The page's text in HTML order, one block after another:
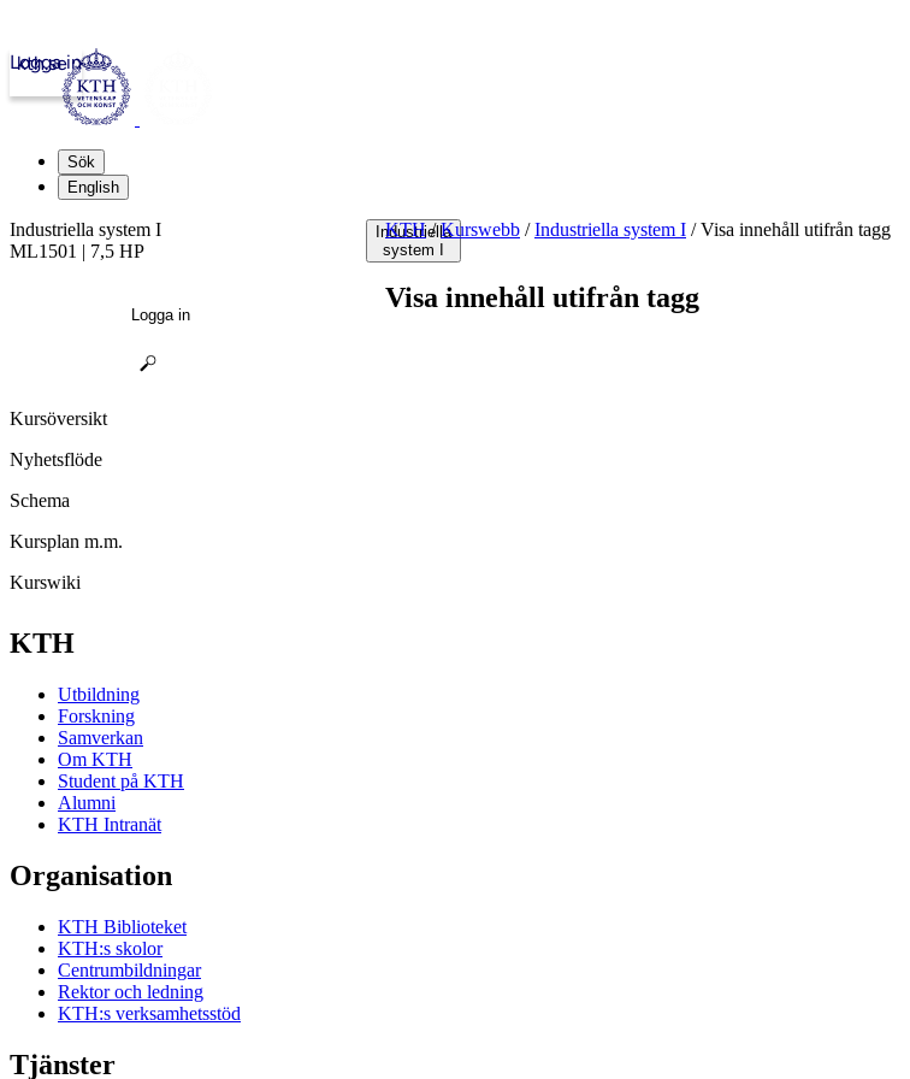
kth.se
Logga in
Sök
English
Industriella
system I
KTH / Kurswebb / Industriella system I /Visa innehåll utifrån tagg
Visa innehåll utifrån tagg
Industriella system I
ML1501 | 7,5 HP
Logga in
Kursöversikt
Nyhetsflöde
Schema
Kursplan m.m.
Kurswiki
KTH
Utbildning
Forskning
Samverkan
Om KTH
Student på KTH
Alumni
KTH Intranät
Organisation
KTH Biblioteket
KTH:s skolor
Centrumbildningar
Rektor och ledning
KTH:s verksamhetsstöd
Tjänster